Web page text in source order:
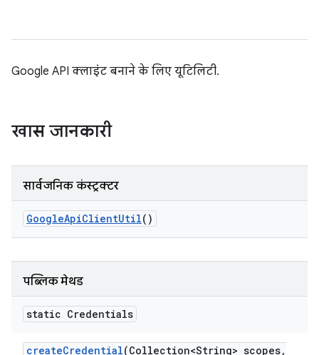
Google API क्लाइंट बनाने के लिए यूटिलिटी.
खास जानकारी
सार्वजनिक कंस्ट्रक्टर
GoogleApiClientUtil()
पब्लिक मेथड
static Credentials
createCredential(Collection<String> scopes,